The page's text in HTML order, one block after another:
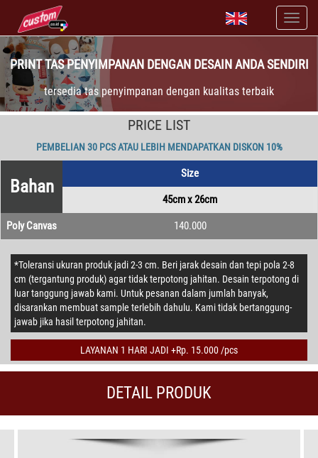
PRINT TAS PENYIMPANAN DENGAN DESAIN ANDA SENDIRI
tersedia tas penyimpanan dengan kualitas terbaik
PRICE LIST
PEMBELIAN 30 PCS ATAU LEBIH MENDAPATKAN DISKON 10%
Bahan
Size
45cm x 26cm
Poly Canvas 140.000
*Toleransi ukuran produk jadi 2-3 cm. Beri jarak desain dan tepi pola 2-8
cm (tergantung produk) agar tidak terpotong jahitan. Desain terpotong di
luar tanggung jawab kami. Untuk pesanan dalam jumlah banyak,
disarankan membuat sample terlebih dahulu. Kami tidak bertanggung-
jawab jika hasil terpotong jahitan.
LAYANAN 1 HARI JADI +Rp. 15.000 /pcs
DETAIL PRODUK